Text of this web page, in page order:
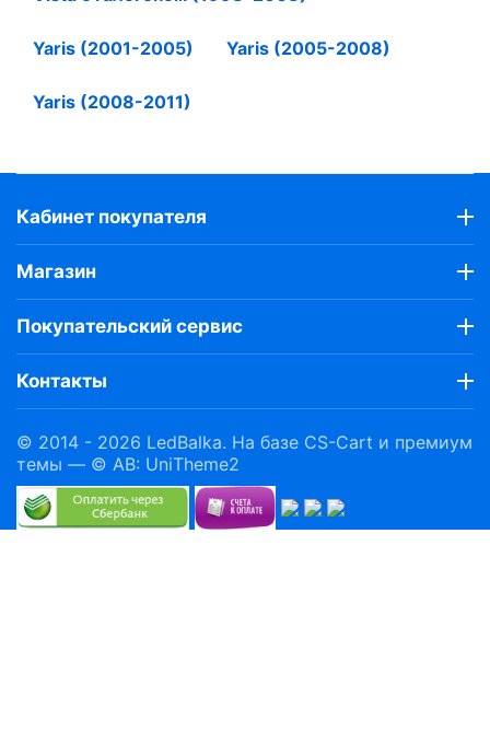
Yaris (2001-2005) Yaris (2005-2008)
Yaris (2008-2011)
Кабинет покупателя
Магазин
Покупательский сервис
Контакты
© 2014 - 2026 LedBalka. На базе CS-Cart и премиум
темы — © AB: UniTheme2